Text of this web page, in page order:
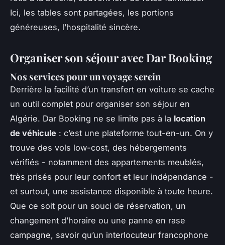
Ici, les tables sont partagées, les portions
généreuses, l’hospitalité sincère.
Organiser son séjour avec Dar Booking
Nos services pour un voyage serein
Derrière la facilité d’un transfert en voiture se cache
un outil complet pour organiser son séjour en
Algérie. Dar Booking ne se limite pas à la location
de véhicule : c’est une plateforme tout-en-un. On y
trouve des vols low-cost, des hébergements
vérifiés - notamment des appartements meublés,
très prisés pour leur confort et leur indépendance -
et surtout, une assistance disponible à toute heure.
Que ce soit pour un souci de réservation, un
changement d’horaire ou une panne en rase
campagne, savoir qu’un interlocuteur francophone